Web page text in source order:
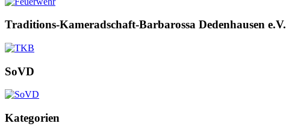
Traditions-Kameradschaft-Barbarossa Dedenhausen e.V.
SoVD
Kategorien